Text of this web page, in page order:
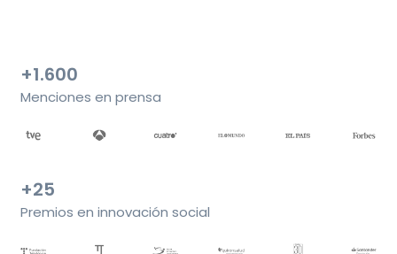
+1.600
Menciones en prensa
+25
Premios en innovación social